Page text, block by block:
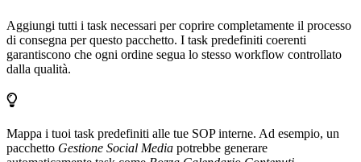
Aggiungi tutti i task necessari per coprire completamente il processo
di consegna per questo pacchetto. I task predefiniti coerenti
garantiscono che ogni ordine segua lo stesso workflow controllato
dalla qualità.
Mappa i tuoi task predefiniti alle tue SOP interne. Ad esempio, un
pacchetto Gestione Social Media potrebbe generare